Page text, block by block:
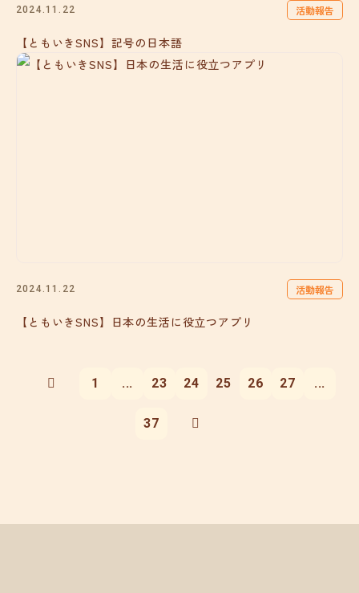
2024.11.22 活動報告
【ともいきSNS】記号の日本語
2024.11.22 活動報告
【ともいきSNS】日本の生活に役立つアプリ
1 ... 23 24 25 26 27 ...
37